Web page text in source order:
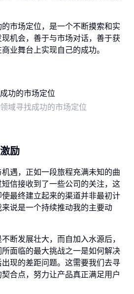
市场定位，是一个不断摸索和实
机会，善于与市场对话，善于获
业舞台上实现自己的成功。
域寻找成功的市场定位
励
遇，正如一段旅程充满未知的曲
信接收到了一些公司的关注，这
最终建立起来的渠道并非最初计
说是一个持续推动我的主要动
断发展壮大，而自加入水源后，
面临的最大挑战之一是如何解决
现的差距问题。这需要我们去寻
合点，努力让产品真正满足用户